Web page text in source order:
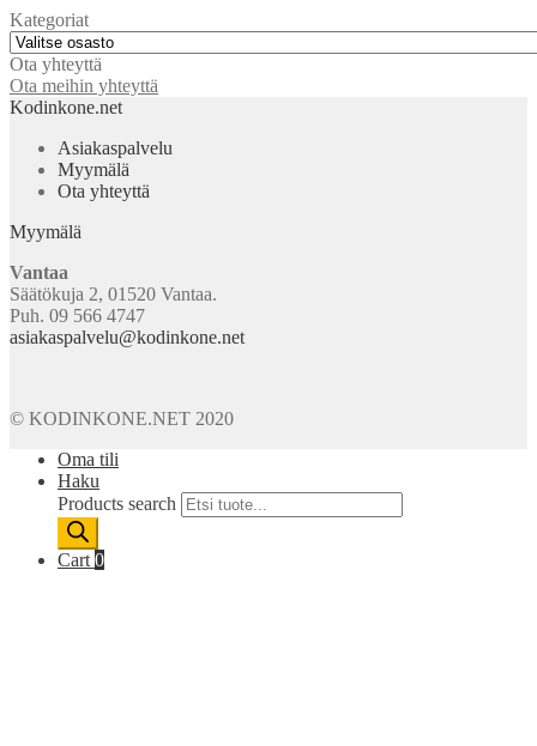
Kategoriat
Ota yhteyttä
Ota meihin yhteyttä
Kodinkone.net
Asiakaspalvelu
Myymälä
Ota yhteyttä
Myymälä
Vantaa
Säätökuja 2, 01520 Vantaa.
Puh. 09 566 4747
asiakaspalvelu@kodinkone.net
© KODINKONE.NET 2020
Oma tili
Haku
Products search
Cart 0